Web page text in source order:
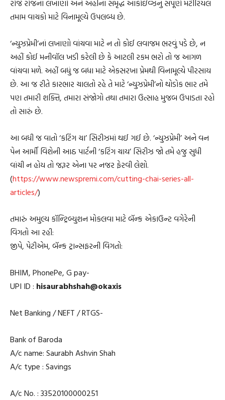
રોજે રોજનાં લખાણો અને અહીંના સમૃદ્ધ આર્કાઇવ્ઝનું સંપૂર્ણ મટીરિયલ
તમામ વાચકો માટે વિનામૂલ્યે ઉપલબ્ધ છે.
‘ન્યુઝપ્રેમી’નાં લખાણો વાંચવા માટે ન તો કોઈ લવાજમ ભરવું પડે છે, ન
અહીં કોઈ મનીવૉલ ખડી કરેલી છે કે આટલી રકમ ભરો તો જ આગળ
વાંચવા મળે. અહીં બધું જ બધા માટે એકસરખા પ્રેમથી વિનામૂલ્યે પીરસાય
છે. આ જ રીતે કારભાર ચાલતો રહે તે માટે ‘ન્યુઝપ્રેમી’નો થોડોક ભાર તમે
પણ તમારી શક્તિ, તમારા સંજોગો તથા તમારા ઉત્સાહ મુજબ ઉપાડતા રહો
તો સારું છે.
આ બધી જ વાતો ‘કટિંગ ચા’ સિરીઝમાં થઈ ગઈ છે. ‘ન્યુઝપ્રેમી’ અને વન
પેન આર્મી વિશેની આઠ પાર્ટની ‘કટિંગ ચાય’ સિરીઝ જો તમે હજુ સુધી
વાંચી ન હોય તો જરૂર એના પર નજર ફેરવી લેશો.
(https://www.newspremi.com/cutting-chai-series-all-
articles/)
તમારું અમુલ્ય કૉન્ટ્રિબ્યુશન મોકલવા માટે બૅન્ક એકાઉન્ટ વગેરેની
વિગતો આ રહી:
જીપે, પેટીએમ, બૅન્ક ટ્રાન્સફરની વિગતો:
BHIM, PhonePe, G pay-
UPI ID : hisaurabhshah@okaxis
Net Banking / NEFT / RTGS-
Bank of Baroda
A/c name: Saurabh Ashvin Shah
A/c type : Savings
A/c No. : 33520100000251